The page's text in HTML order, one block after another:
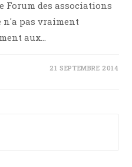
Forum des associations
n'a pas vraiment
aux…
21 SEPTEMBRE 2014